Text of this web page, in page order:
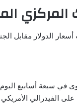
المركزي
المصري 30.56 جنيه للشراء،
في سبعة أسابيع
على الفيدرالي